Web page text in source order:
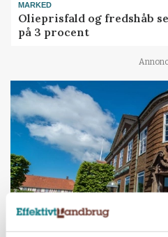
MARKED
Olieprisfald og fredshåb
på 3 procent